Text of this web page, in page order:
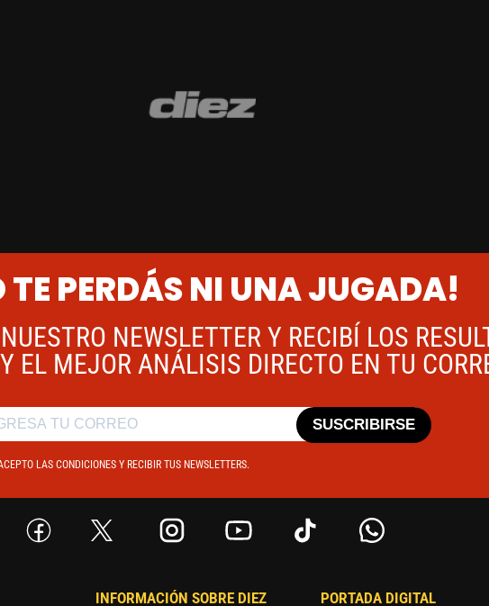
TE PERDÁS NI UNA JUGADA!
NEWSLETTER Y RECIBÍ LOS
EL MEJOR ANÁLISIS DIRECTO EN TU
LAS CONDICIONES Y RECIBIR TUS NEWSLETTERS.
SUSCRIBIRSE
INFORMACIÓN SOBRE DIEZ PORTADA DIGITAL